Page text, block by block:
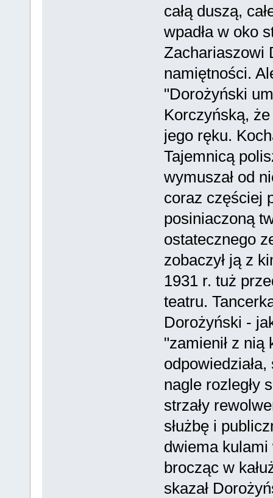
całą duszą,
wpadła w oko
Zachariaszowi
namiętności.
"Dorożyński
Korczyńską,
jego ręku.
Tajemnicą
wymuszał od
coraz częściej
posiniaczoną
ostatecznego
zobaczył ją z
1931 r. tuż
teatru.
Dorożyński -
"zamienił z nią
nagle rozległy
strzały
służbę i
dwiema kulami
brocząc w
skazał